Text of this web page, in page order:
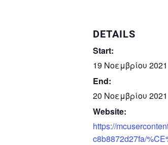
DETAILS
Start:
19 Νοεμβρίου 2021
End:
20 Νοεμβρίου 2021
Website:
https://
c8b8872d27fa/